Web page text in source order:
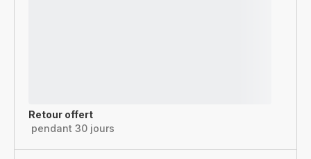
Retour offert
pendant 30 jours